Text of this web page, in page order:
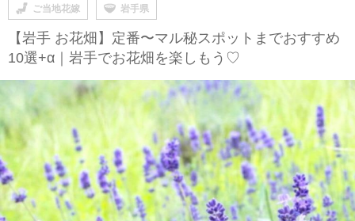
ご当地花嫁 岩手県
【岩手 お花畑】定番〜マル秘スポットまでおすすめ
10選+α｜岩手でお花畑を楽しもう♡